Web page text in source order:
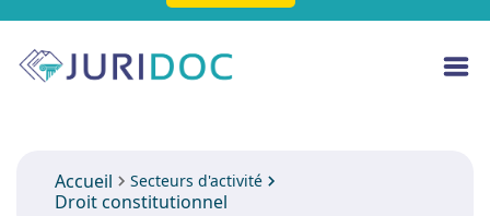
Accueil Secteurs d'activité
Droit constitutionnel